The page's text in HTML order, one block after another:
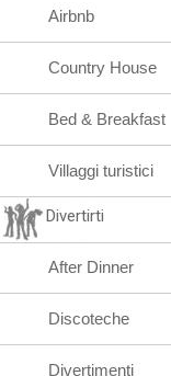
Airbnb
Country House
Bed & Breakfast
Villaggi turistici
Divertirti
After Dinner
Discoteche
Divertimenti